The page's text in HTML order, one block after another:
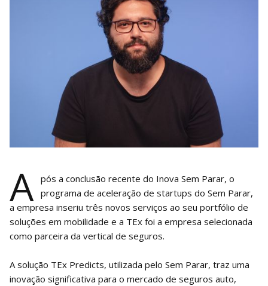
A pós a conclusão recente do Inova Sem Parar, o
programa de aceleração de startups do Sem Parar,
a empresa inseriu três novos serviços ao seu portfólio de
soluções em mobilidade e a TEx foi a empresa selecionada
como parceira da vertical de seguros.
A solução TEx Predicts, utilizada pelo Sem Parar, traz uma
inovação significativa para o mercado de seguros auto,